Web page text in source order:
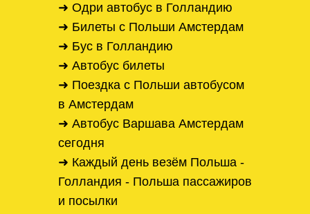
➜ Одри автобус в Голландию
➜ Билеты с Польши Амстердам
➜ Бус в Голландию
➜ Автобус билеты
➜ Поездка с Польши автобусом
в Амстердам
➜ Автобус Варшава Амстердам
сегодня
➜ Каждый день везём Польша -
Голландия - Польша пассажиров
и посылки